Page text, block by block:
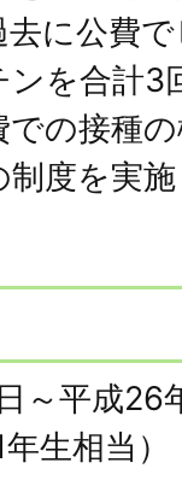
に公費
を合計3
の接種
度を実
平成26
生相当）